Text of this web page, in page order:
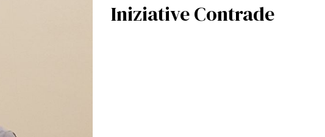
Iniziative Contrade